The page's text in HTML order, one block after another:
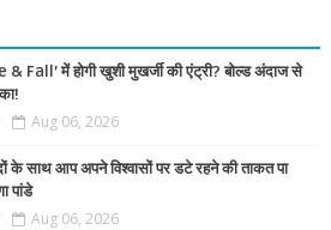
& Fall’ में होगी खुशी मुखर्जी की एंट्री? बोल्ड अंदाज से
Aug 06, 2026
के साथ आप अपने विश्वासों पर डटे रहने की ताकत पा
पांडे
Aug 06, 2026